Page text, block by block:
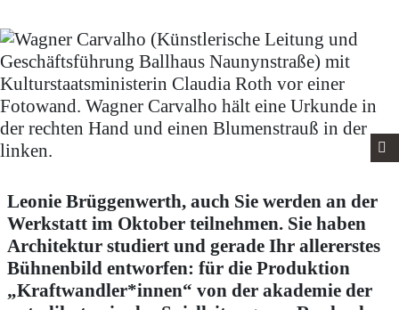
Leonie Brüggenwerth, auch Sie werden an der
Werkstatt im Oktober teilnehmen. Sie haben
Architektur studiert und gerade Ihr allererstes
Bühnenbild entworfen: für die Produktion
„Kraftwandler*innen“ von der akademie der